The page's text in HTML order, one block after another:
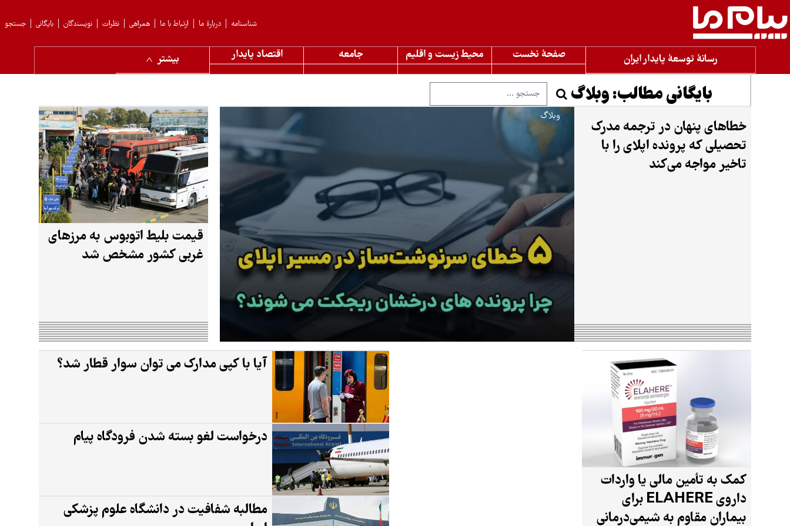
جستجو بایگانی نویسندگان نظرات همراهی ارتباط با ما دربارهٔ ما شناسنامه
رسانۀ توسعۀ پایدار ایران صفحۀ نخست محیط زیست و اقلیم جامعه اقتصاد پایدار بیشتر
بایگانی مطالب:وبلاگ
خطاهای پنهان در ترجمه مدرک
تحصیلی که پرونده اپلای را با
تاخیر مواجه می‌کند
وبلاگ
قیمت بلیط اتوبوس به مرزهای
غربی کشور مشخص شد
کمک به تأمین مالی یا واردات
داروی ELAHERE برای
بیماران مقاوم به شیمی‌درمانی
آیا با کپی مدارک می توان سوار قطار شد؟
درخواست لغو بسته شدن فرودگاه پیام
مطالبه شفافیت در دانشگاه علوم پزشکی